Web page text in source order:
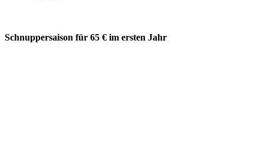
Schnuppersaison für 65 € im ersten Jahr